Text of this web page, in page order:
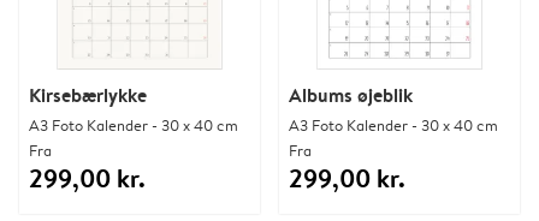
Kirsebærlykke
A3 Foto Kalender - 30 x 40 cm
Fra
299,00 kr.
Albums øjeblik
A3 Foto Kalender - 30 x 40 cm
Fra
299,00 kr.